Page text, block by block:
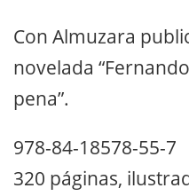
Con Almuzara
novelada
pena”.
978-84-18578-55-7
320 páginas,